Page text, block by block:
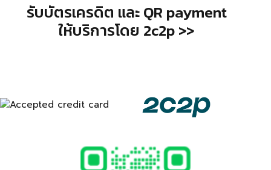
รับบัตรเครดิต และ QR payment
ให้บริการโดย 2c2p >>